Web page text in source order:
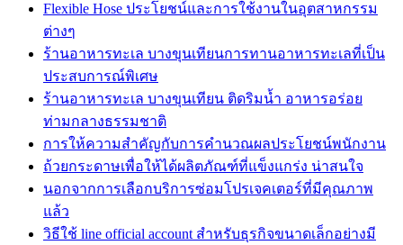
Flexible Hose ประโยชน์และการใช้งานในอุตสาหกรรม
ต่างๆ
ร้านอาหารทะเล บางขุนเทียนการทานอาหารทะเลที่เป็น
ประสบการณ์พิเศษ
ร้านอาหารทะเล บางขุนเทียน ติดริมน้ำ อาหารอร่อย
ท่ามกลางธรรมชาติ
การให้ความสำคัญกับการคำนวณผลประโยชน์พนักงาน
ถ้วยกระดาษเพื่อให้ได้ผลิตภัณฑ์ที่แข็งแกร่ง น่าสนใจ
นอกจากการเลือกบริการซ่อมโปรเจคเตอร์ที่มีคุณภาพ
แล้ว
วิธีใช้ line official account สำหรับธุรกิจขนาดเล็กอย่างมี